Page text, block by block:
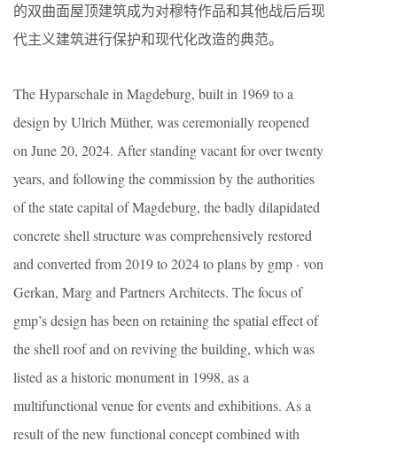
的双曲面屋顶建筑成为对穆特作品和其他战后后现
代主义建筑进行保护和现代化改造的典范。
The Hyparschale in Magdeburg, built in 1969 to a
design by Ulrich Müther, was ceremonially reopened
on June 20, 2024. After standing vacant for over twenty
years, and following the commission by the authorities
of the state capital of Magdeburg, the badly dilapidated
concrete shell structure was comprehensively restored
and converted from 2019 to 2024 to plans by gmp · von
Gerkan, Marg and Partners Architects. The focus of
gmp’s design has been on retaining the spatial effect of
the shell roof and on reviving the building, which was
listed as a historic monument in 1998, as a
multifunctional venue for events and exhibitions. As a
result of the new functional concept combined with